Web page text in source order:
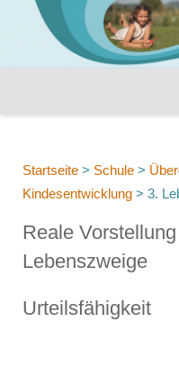
Startseite > Schule >
Kindesentwicklung > 3.
Reale
Lebenszweige
Urteilsfähigkeit